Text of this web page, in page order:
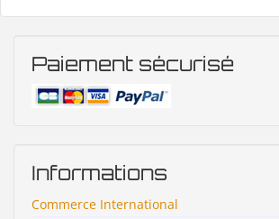
Paiement sécurisé
Informations
Commerce International